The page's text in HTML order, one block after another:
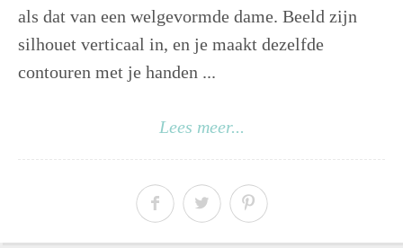
als dat van een welgevormde dame. Beeld zijn
silhouet verticaal in, en je maakt dezelfde
contouren met je handen ...
Lees meer...